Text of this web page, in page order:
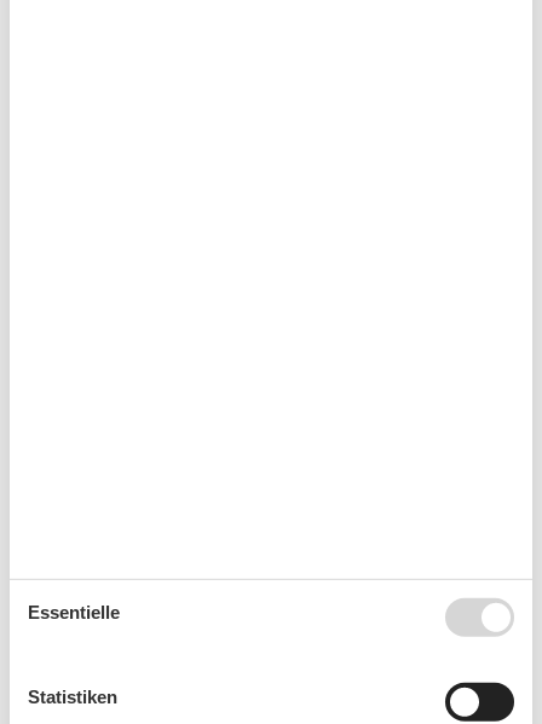
Essentielle
Statistiken